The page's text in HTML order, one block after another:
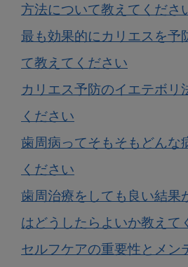
方法について教えてくださ
最も効果的にカリエスを予
て教えてください
カリエス予防のイエテボリ
ください
歯周病ってそもそもどんな
ください
歯周治療をしても良い結果
はどうしたらよいか教えて
セルフケアの重要性とメン